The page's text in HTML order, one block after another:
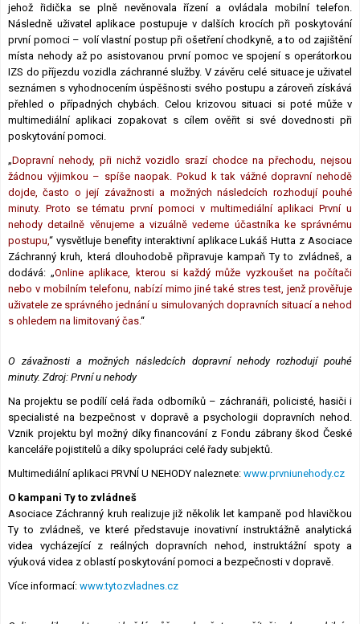
jehož řidička se plně nevěnovala řízení a ovládala mobilní telefon.
Následně uživatel aplikace postupuje v dalších krocích při poskytování
první pomoci – volí vlastní postup při ošetření chodkyně, a to od zajištění
místa nehody až po asistovanou první pomoc ve spojení s operátorkou
IZS do příjezdu vozidla záchranné služby. V závěru celé situace je uživatel
seznámen s vyhodnocením úspěšnosti svého postupu a zároveň získává
přehled o případných chybách. Celou krizovou situaci si poté může v
multimediální aplikaci zopakovat s cílem ověřit si své dovednosti při
poskytování pomoci.
„Dopravní nehody, při nichž vozidlo srazí chodce na přechodu, nejsou
žádnou výjimkou – spíše naopak. Pokud k tak vážné dopravní nehodě
dojde, často o její závažnosti a možných následcích rozhodují pouhé
minuty. Proto se tématu první pomoci v multimediální aplikaci První u
nehody detailně věnujeme a vizuálně vedeme účastníka ke správnému
postupu,“ vysvětluje benefity interaktivní aplikace Lukáš Hutta z Asociace
Záchranný kruh, která dlouhodobě připravuje kampaň Ty to zvládneš, a
dodává: „Online aplikace, kterou si každý může vyzkoušet na počítači
nebo v mobilním telefonu, nabízí mimo jiné také stres test, jenž prověřuje
uživatele ze správného jednání u simulovaných dopravních situací a nehod
s ohledem na limitovaný čas.“
O závažnosti a možných následcích dopravní nehody rozhodují pouhé
minuty. Zdroj: První u nehody
Na projektu se podílí celá řada odborníků – záchranáři, policisté, hasiči i
specialisté na bezpečnost v dopravě a psychologii dopravních nehod.
Vznik projektu byl možný díky financování z Fondu zábrany škod České
kanceláře pojistitelů a díky spolupráci celé řady subjektů.
Multimediální aplikaci PRVNÍ U NEHODY naleznete: www.prvniunehody.cz
O kampani Ty to zvládneš
Asociace Záchranný kruh realizuje již několik let kampaně pod hlavičkou
Ty to zvládneš, ve které představuje inovativní instruktážně analytická
videa vycházející z reálných dopravních nehod, instruktážní spoty a
výuková videa z oblastí poskytování pomoci a bezpečnosti v dopravě.
Více informací: www.tytozvladnes.cz